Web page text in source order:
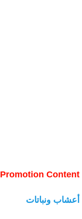
Promotion Content
أعشاب ونباتات